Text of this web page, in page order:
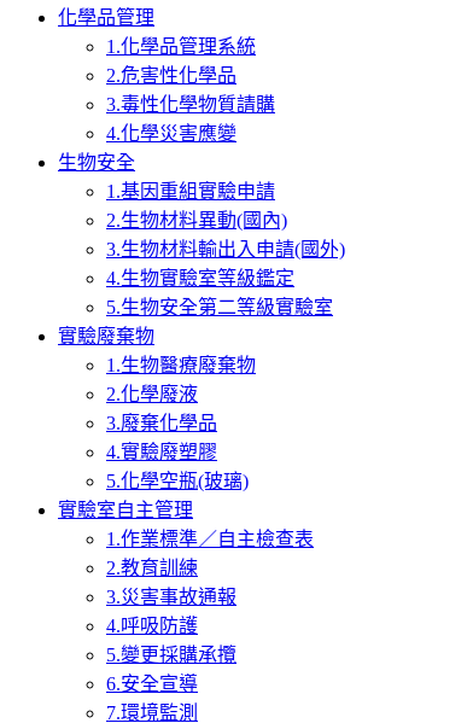
化學品管理
1.化學品管理系統
2.危害性化學品
3.毒性化學物質請購
4.化學災害應變
生物安全
1.基因重組實驗申請
2.生物材料異動(國內)
3.生物材料輸出入申請(國外)
4.生物實驗室等級鑑定
5.生物安全第二等級實驗室
實驗廢棄物
1.生物醫療廢棄物
2.化學廢液
3.廢棄化學品
4.實驗廢塑膠
5.化學空瓶(玻璃)
實驗室自主管理
1.作業標準／自主檢查表
2.教育訓練
3.災害事故通報
4.呼吸防護
5.變更採購承攬
6.安全宣導
7.環境監測